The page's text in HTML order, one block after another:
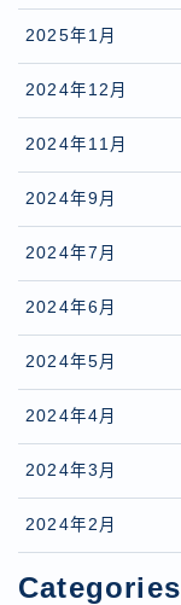
2025年1月
2024年12月
2024年11月
2024年9月
2024年7月
2024年6月
2024年5月
2024年4月
2024年3月
2024年2月
Categories